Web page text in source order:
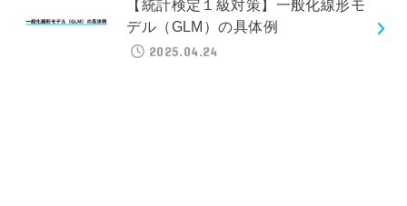
【統計検定１級対策】一般化線形モ
デル（GLM）の具体例
2025.04.24